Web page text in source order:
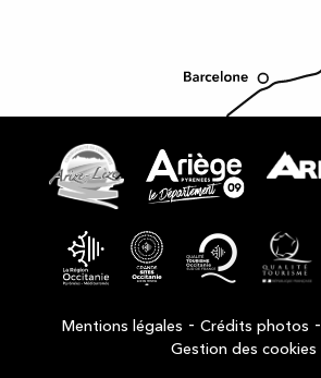
Mentions légales - Crédits photos -
Gestion des cookies